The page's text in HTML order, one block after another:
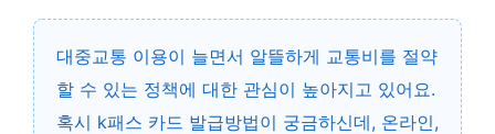
대중교통 이용이 늘면서 알뜰하게 교통비를 절약
할 수 있는 정책에 대한 관심이 높아지고 있어요.
혹시 k패스 카드 발급방법이 궁금하신데, 온라인,